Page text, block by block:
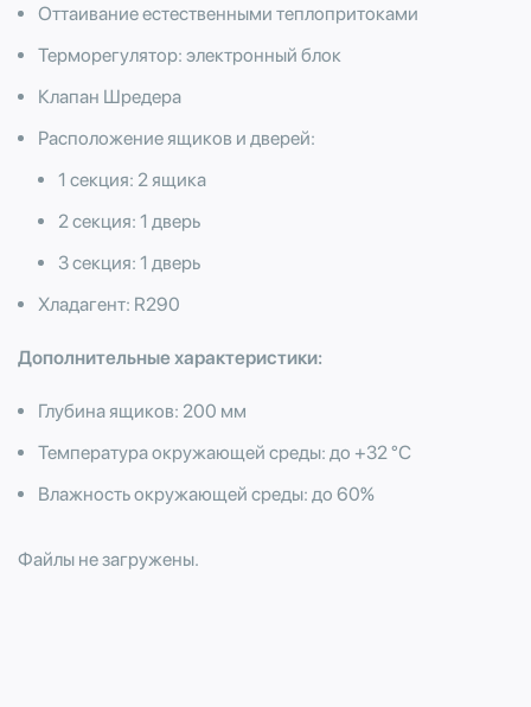
Оттаивание естественными теплопритоками
Терморегулятор: электронный блок
Клапан Шредера
Расположение ящиков и дверей:
1 секция: 2 ящика
2 секция: 1 дверь
3 секция: 1 дверь
Хладагент: R290
Дополнительные характеристики:
Глубина ящиков: 200 мм
Температура окружающей среды: до +32 °С
Влажность окружающей среды: до 60%
Файлы не загружены.